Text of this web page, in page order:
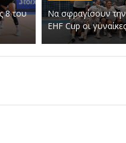
8 του
Να σφραγίσουν
EHF Cup οι